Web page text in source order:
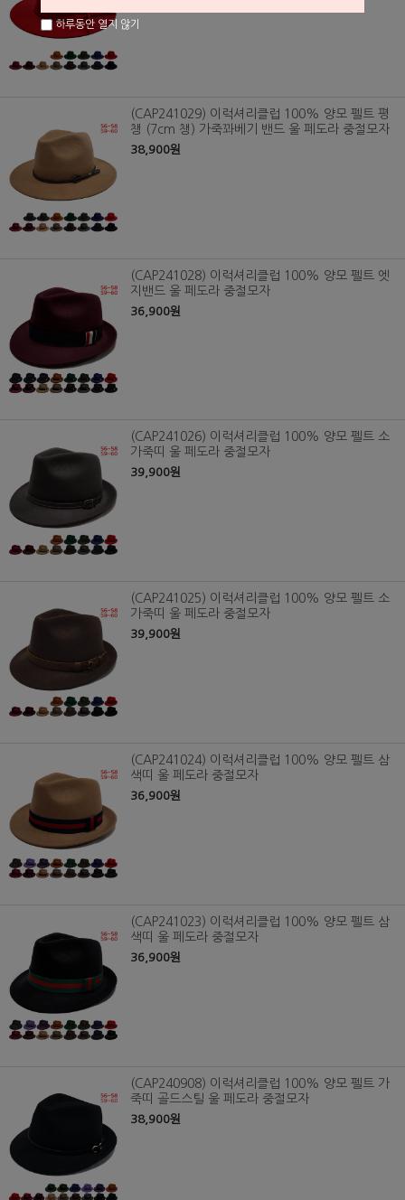
(CAP241029) 이럭셔리클럽 100% 양모 펠트 평
챙 (7cm 챙) 가죽꽈베기 밴드 울 페도라 중절모자
38,900원
(CAP241028) 이럭셔리클럽 100% 양모 펠트 엣
지밴드 울 페도라 중절모자
36,900원
(CAP241026) 이럭셔리클럽 100% 양모 펠트 소
가죽띠 울 페도라 중절모자
39,900원
(CAP241025) 이럭셔리클럽 100% 양모 펠트 소
가죽띠 울 페도라 중절모자
39,900원
(CAP241024) 이럭셔리클럽 100% 양모 펠트 삼
색띠 울 페도라 중절모자
36,900원
(CAP241023) 이럭셔리클럽 100% 양모 펠트 삼
색띠 울 페도라 중절모자
36,900원
(CAP240908) 이럭셔리클럽 100% 양모 펠트 가
죽띠 골드스틸 울 페도라 중절모자
38,900원
하루동안 열지 않기